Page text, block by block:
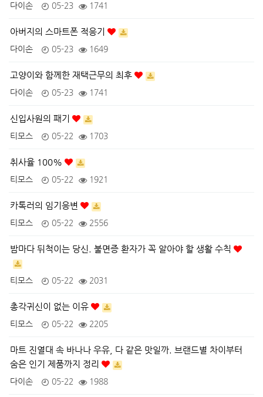
다이손 05-23 1741
아버지의 스마트폰 적응기
다이손 05-23 1649
고양이와 함께한 재택근무의 최후
다이손 05-23 1741
신입사원의 패기
티모스 05-22 1703
취사율 100%
티모스 05-22 1921
카톡러의 임기응변
티모스 05-22 2556
밤마다 뒤척이는 당신. 불면증 환자가 꼭 알아야 할 생활 수칙
티모스 05-22 2031
총각귀신이 없는 이유
티모스 05-22 2205
마트 진열대 속 바나나 우유, 다 같은 맛일까. 브랜드별 차이부터
숨은 인기 제품까지 정리
다이손 05-22 1988